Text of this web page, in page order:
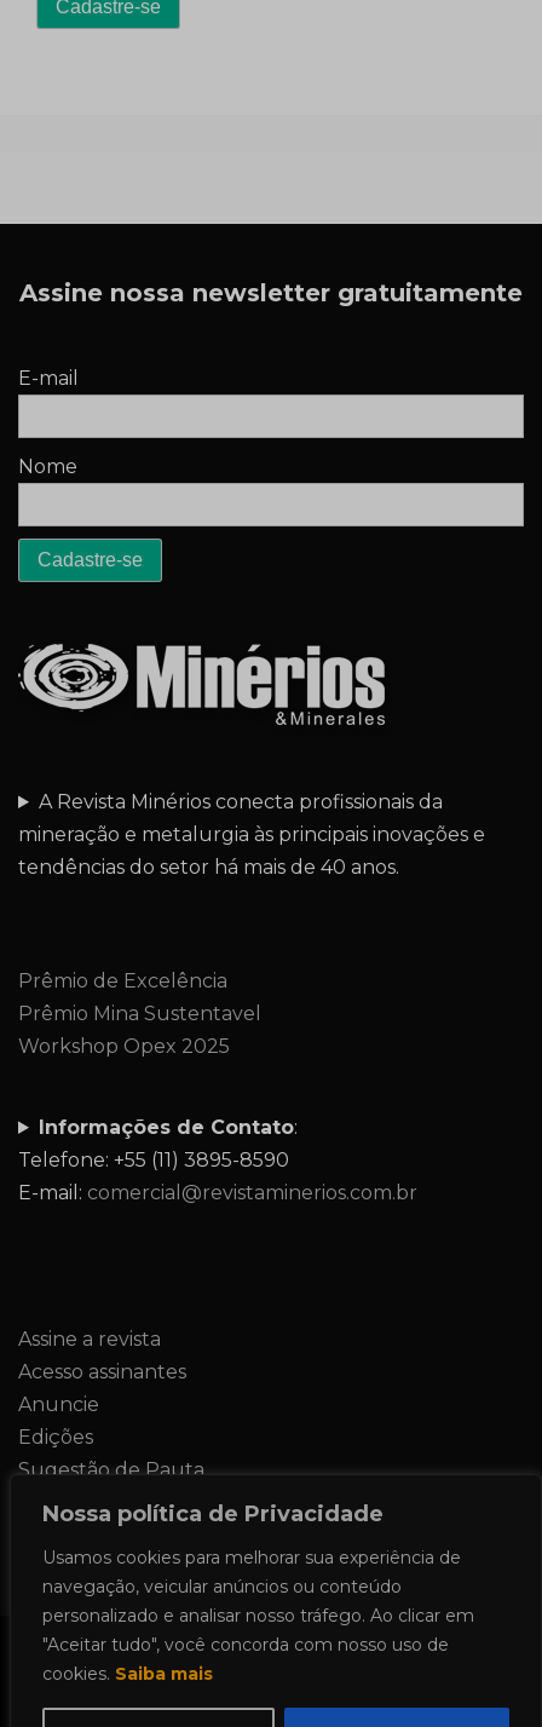
Nossa política de Privacidade
Usamos cookies para melhorar sua experiência de
navegação, veicular anúncios ou conteúdo
personalizado e analisar nosso tráfego. Ao clicar em
"Aceitar tudo", você concorda com nosso uso de
cookies. Saiba mais
Assine nossa newsletter gratuitamente
E-mail
Nome
A Revista Minérios conecta profissionais da
mineração e metalurgia às principais inovações e
tendências do setor há mais de 40 anos.
Prêmio de Excelência
Prêmio Mina Sustentavel
Workshop Opex 2025
Informações de Contato:
Telefone: +55 (11) 3895-8590
E-mail: comercial@revistaminerios.com.br
Assine a revista
Acesso assinantes
Anuncie
Edições
Sugestão de Pauta
Contato
Todos os direitos reservados 2024.